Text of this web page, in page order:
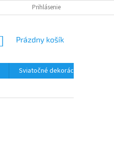
Prihlásenie
NÁKUPNÝ
Prázdny košík
Sviatočné dekorácie, ostatné